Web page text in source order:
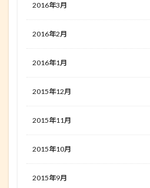
2016年3月
2016年2月
2016年1月
2015年12月
2015年11月
2015年10月
2015年9月